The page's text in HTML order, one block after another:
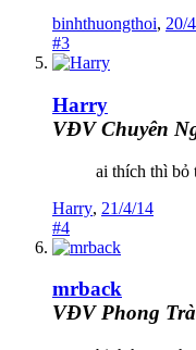
binhthuongthoi, 20/
#3
Harry
VĐV Chuyên
ai thích thì bỏ
Harry, 21/4/14
#4
mrback
VĐV Phong